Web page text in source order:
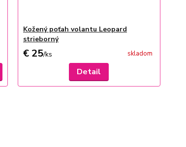
Kožený poťah volantu Leopard
strieborný
€ 25/ks skladom
Detail